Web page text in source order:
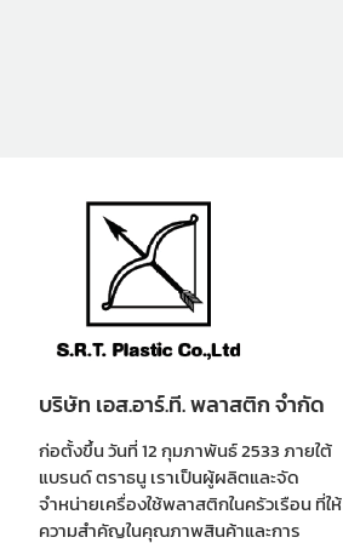
บริษัท เอส.อาร์.ที. พลาสติก จำกัด
ก่อตั้งขึ้น วันที่ 12 กุมภาพันธ์ 2533 ภายใต้
แบรนด์ ตราธนู เราเป็นผู้ผลิตและจัด
จำหน่ายเครื่องใช้พลาสติกในครัวเรือน ที่ให้
ความสำคัญในคุณภาพสินค้าและการ